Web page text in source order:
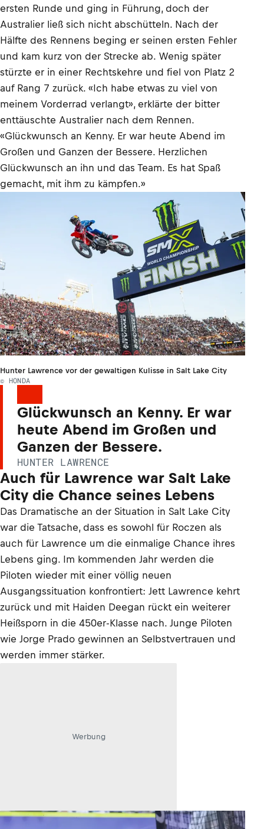
ersten Runde und ging in Führung, doch der
Australier ließ sich nicht abschütteln. Nach der
Hälfte des Rennens beging er seinen ersten Fehler
und kam kurz von der Strecke ab. Wenig später
stürzte er in einer Rechtskehre und fiel von Platz 2
auf Rang 7 zurück. «Ich habe etwas zu viel von
meinem Vorderrad verlangt», erklärte der bitter
enttäuschte Australier nach dem Rennen.
«Glückwunsch an Kenny. Er war heute Abend im
Großen und Ganzen der Bessere. Herzlichen
Glückwunsch an ihn und das Team. Es hat Spaß
gemacht, mit ihm zu kämpfen.»
Hunter Lawrence vor der gewaltigen Kulisse in Salt Lake City
© HONDA
Glückwunsch an Kenny. Er war
heute Abend im Großen und
Ganzen der Bessere.
HUNTER LAWRENCE
Auch für Lawrence war Salt Lake
City die Chance seines Lebens
Das Dramatische an der Situation in Salt Lake City
war die Tatsache, dass es sowohl für Roczen als
auch für Lawrence um die einmalige Chance ihres
Lebens ging. Im kommenden Jahr werden die
Piloten wieder mit einer völlig neuen
Ausgangssituation konfrontiert: Jett Lawrence kehrt
zurück und mit Haiden Deegan rückt ein weiterer
Heißsporn in die 450er-Klasse nach. Junge Piloten
wie Jorge Prado gewinnen an Selbstvertrauen und
werden immer stärker.
Werbung